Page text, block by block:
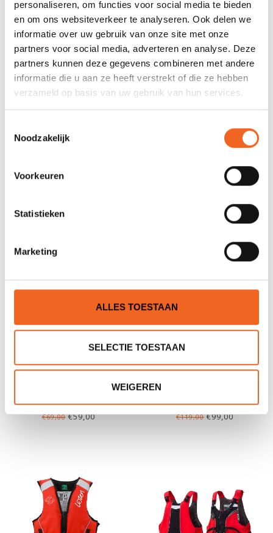
personaliseren, om functies voor social media te bieden
en om ons websiteverkeer te analyseren. Ook delen we
informatie over uw gebruik van onze site met onze
partners voor social media, adverteren en analyse. Deze
partners kunnen deze gegevens combineren met andere
informatie die u aan ze heeft verstrekt of die ze hebben
verzameld op basis van uw gebruik van hun services.
Noodzakelijk
Voorkeuren
Statistieken
Marketing
ALLES TOESTAAN
SELECTIE TOESTAAN
WEIGEREN
Zakjes 0
Spatzeil schacht Nee
REVIEWS
GERELATEERDE PRODUCTEN
€69,00€59,00 €119,00€99,00